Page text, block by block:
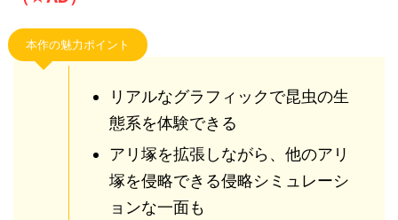
本作の魅力ポイント
リアルなグラフィックで昆虫の生
態系を体験できる
アリ塚を拡張しながら、他のアリ
塚を侵略できる侵略シミュレーシ
ョンな一面も